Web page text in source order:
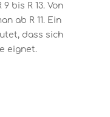
bis R 13. Von
ab R 11. Ein
dass sich
eignet.